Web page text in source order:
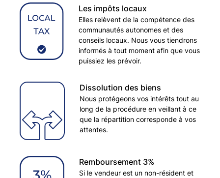
Les impôts locaux
Elles relèvent de la compétence des
communautés autonomes et des
conseils locaux. Nous vous tiendrons
informés à tout moment afin que vous
puissiez les prévoir.
Dissolution des biens
Nous protégeons vos intérêts tout au
long de la procédure en veillant à ce
que la répartition corresponde à vos
attentes.
Remboursement 3%
Si le vendeur est un non-résident et